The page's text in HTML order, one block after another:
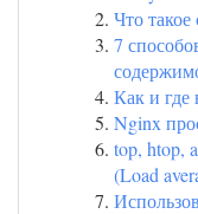
Что
7
Как и где
Nginx
top, htop,
(Load